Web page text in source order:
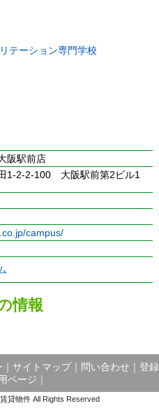
テーション専門学校
阪駅前店
1-2-2-100 大阪駅前第2ビル1
campus/
情報
サイトマップ｜ 問い合わせ
登録
ページ
貸物件 All Rights Reserved